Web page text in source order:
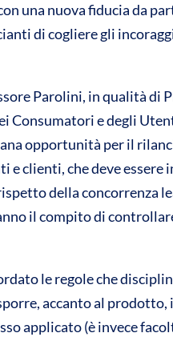
una nuova fiducia da
di cogliere gli
Parolini, in qualità di
Consumatori e degli
opportunità per il
clienti, che deve essere
della concorrenza
il compito di
le regole che
accanto al prodotto,
applicato (è invece